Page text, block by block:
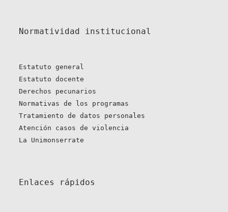
Normatividad institucional
Estatuto general
Estatuto docente
Derechos pecunarios
Normativas de los programas
Tratamiento de datos personales
Atención casos de violencia
La Unimonserrate
Enlaces rápidos